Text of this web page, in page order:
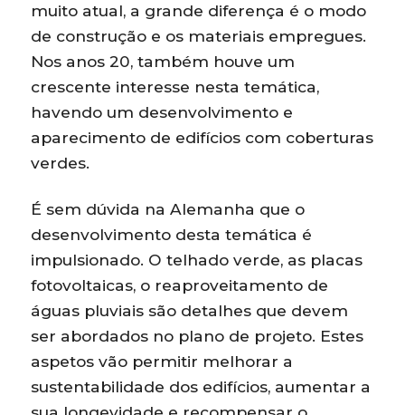
muito atual, a grande diferença é o modo
de construção e os materiais empregues.
Nos anos 20, também houve um
crescente interesse nesta temática,
havendo um desenvolvimento e
aparecimento de edifícios com coberturas
verdes.
É sem dúvida na Alemanha que o
desenvolvimento desta temática é
impulsionado. O telhado verde, as placas
fotovoltaicas, o reaproveitamento de
águas pluviais são detalhes que devem
ser abordados no plano de projeto. Estes
aspetos vão permitir melhorar a
sustentabilidade dos edifícios, aumentar a